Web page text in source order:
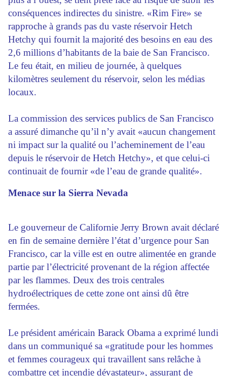
conséquences indirectes du sinistre. «Rim Fire» se
rapproche à grands pas du vaste réservoir Hetch
Hetchy qui fournit la majorité des besoins en eau des
2,6 millions d’habitants de la baie de San Francisco.
Le feu était, en milieu de journée, à quelques
kilomètres seulement du réservoir, selon les médias
locaux.
La commission des services publics de San Francisco
a assuré dimanche qu’il n’y avait «aucun changement
ni impact sur la qualité ou l’acheminement de l’eau
depuis le réservoir de Hetch Hetchy», et que celui-ci
continuait de fournir «de l’eau de grande qualité».
Menace sur la Sierra Nevada
Le gouverneur de Californie Jerry Brown avait déclaré
en fin de semaine dernière l’état d’urgence pour San
Francisco, car la ville est en outre alimentée en grande
partie par l’électricité provenant de la région affectée
par les flammes. Deux des trois centrales
hydroélectriques de cette zone ont ainsi dû être
fermées.
Le président américain Barack Obama a exprimé lundi
dans un communiqué sa «gratitude pour les hommes
et femmes courageux qui travaillent sans relâche à
combattre cet incendie dévastateur», assurant de